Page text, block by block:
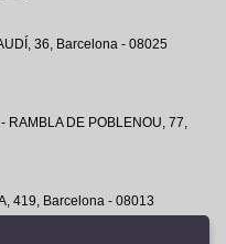
36, Barcelona - 08025
RAMBLA DE POBLENOU, 77,
419, Barcelona - 08013